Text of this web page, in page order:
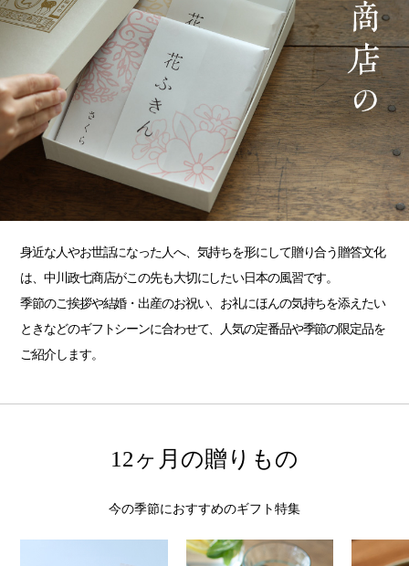
身近な人やお世話になった人へ、気持ちを形にして贈り合う贈答文化
は、中川政七商店がこの先も大切にしたい日本の風習です。
季節のご挨拶や結婚・出産のお祝い、お礼にほんの気持ちを添えたい
ときなどのギフトシーンに合わせて、人気の定番品や季節の限定品を
ご紹介します。
12ヶ月の贈りもの
今の季節におすすめのギフト特集